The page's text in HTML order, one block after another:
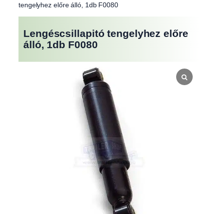
tengelyhez előre álló, 1db F0080
Lengéscsillapitó tengelyhez előre
álló, 1db F0080